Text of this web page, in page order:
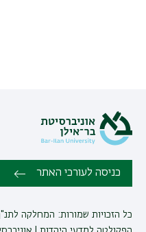
כניסה לעורכי האתר
כל הזכויות שמורות: המחלקה